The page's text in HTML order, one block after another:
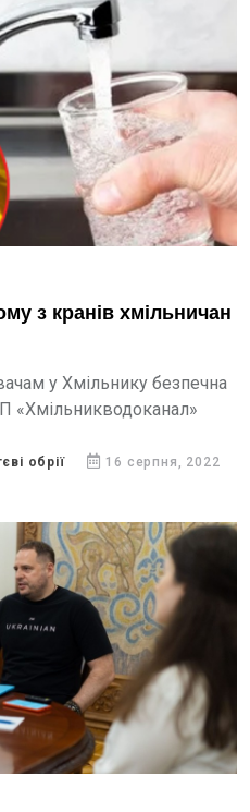
з кранів хмільничан
у Хмільнику безпечна
«Хмільникводоканал»
обрії 16 серпня, 2022